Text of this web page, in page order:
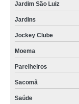
Jardim São Luiz
Jardins
Jockey Clube
Moema
Parelheiros
Sacomã
Saúde